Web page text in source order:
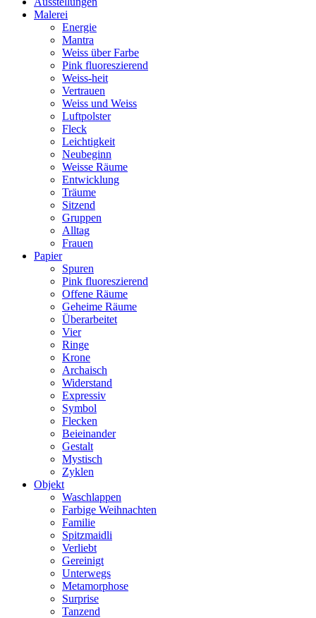
Malerei
Energie
Mantra
Weiss über Farbe
Pink fluoreszierend
Weiss-heit
Vertrauen
Weiss und Weiss
Luftpolster
Fleck
Leichtigkeit
Neubeginn
Weisse Räume
Entwicklung
Träume
Sitzend
Gruppen
Alltag
Frauen
Papier
Spuren
Pink fluoreszierend
Offene Räume
Geheime Räume
Überarbeitet
Vier
Ringe
Krone
Archaisch
Widerstand
Expressiv
Symbol
Flecken
Beieinander
Gestalt
Mystisch
Zyklen
Objekt
Waschlappen
Farbige Weihnachten
Familie
Spitzmaidli
Verliebt
Gereinigt
Unterwegs
Metamorphose
Surprise
Tanzend